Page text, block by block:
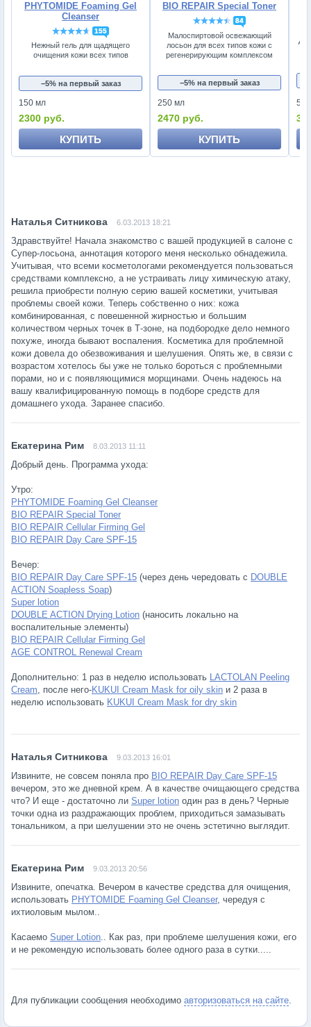
PHYTOMIDE Foaming Gel
Cleanser
155
Нежный гель для щадящего
очищения кожи всех типов
−5% на первый заказ
150 мл
2300 руб.
КУПИТЬ
BIO REPAIR Special Toner
84
Малоспиртовой освежающий
лосьон для всех типов кожи с
регенерирующим комплексом
−5% на первый заказ
250 мл
2470 руб.
КУПИТЬ
50
6.03.2013 18:21
Здравствуйте! Начала знакомство с вашей продукцией в салоне с
Супер-лосьона, аннотация которого меня несколько обнадежила.
Учитывая, что всеми косметологами рекомендуется пользоваться
средствами комплексно, а не устраивать лицу химическую атаку,
решила приобрести полную серию вашей косметики, учитывая
проблемы своей кожи. Теперь собственно о них: кожа
комбинированная, с повешенной жирностью и большим
количеством черных точек в Т-зоне, на подбородке дело немного
похуже, иногда бывают воспаления. Косметика для проблемной
кожи довела до обезвоживания и шелушения. Опять же, в связи с
возрастом хотелось бы уже не только бороться с проблемными
порами, но и с появляющимися морщинами. Очень надеюсь на
вашу квалифицированную помощь в подборе средств для
домашнего ухода. Заранее спасибо.
8.03.2013 11:11
Добрый день. Программа ухода:
Утро:
PHYTOMIDE Foaming Gel Cleanser
BIO REPAIR Special Toner
BIO REPAIR Cellular Firming Gel
BIO REPAIR Day Care SPF-15
Вечер:
BIO REPAIR Day Care SPF-15 (через день чередовать с DOUBLE
ACTION Soapless Soap)
Super lotion
DOUBLE ACTION Drying Lotion (наносить локально на
воспалительные элементы)
BIO REPAIR Cellular Firming Gel
AGE CONTROL Renewal Cream
Дополнительно: 1 раз в неделю использовать LACTOLAN Peeling
Cream, после него-KUKUI Cream Mask for oily skin и 2 раза в
неделю использовать KUKUI Cream Mask for dry skin
9.03.2013 16:01
Извините, не совсем поняла про BIO REPAIR Day Care SPF-15
вечером, это же дневной крем. А в качестве очищающего средства
что? И еще - достаточно ли Super lotion один раз в день? Черные
точки одна из раздражающих проблем, приходиться замазывать
тональником, а при шелушении это не очень эстетично выглядит.
9.03.2013 20:56
Извините, опечатка. Вечером в качестве средства для очищения,
использовать PHYTOMIDE Foaming Gel Cleanser, чередуя с
ихтиоловым мылом..
Касаемо Super Lotion.. Как раз, при проблеме шелушения кожи, его
и не рекомендую использовать более одного раза в сутки.....
Для публикации сообщения необходимо авторизоваться на сайте.